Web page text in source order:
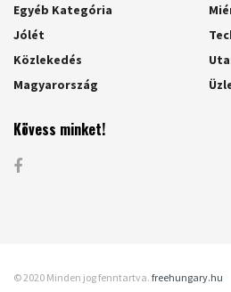
Egyéb Kategória
Jólét
Közlekedés
Magyarország
Kövess minket!
© 2020 Minden jog fenntartva. freehungary.hu